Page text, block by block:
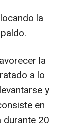
la
la
a lo
y
en
durante 20